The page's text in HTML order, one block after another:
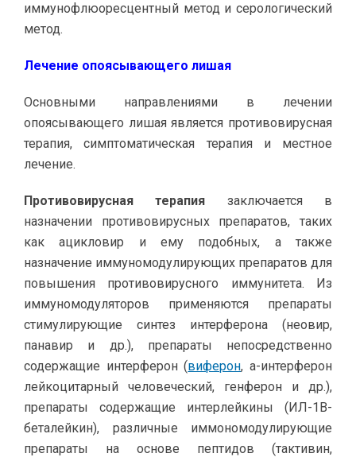
иммунофлюоресцентный метод и серологический
метод.
Лечение опоясывающего лишая
Основными направлениями в лечении
опоясывающего лишая является противовирусная
терапия, симптоматическая терапия и местное
лечение.
Противовирусная терапия заключается в
назначении противовирусных препаратов, таких
как ацикловир и ему подобных, а также
назначение иммуномодулирующих препаратов для
повышения противовирусного иммунитета. Из
иммуномодуляторов применяются препараты
стимулирующие синтез интерферона (неовир,
панавир и др.), препараты непосредственно
содержащие интерферон (виферон, а-интерферон
лейкоцитарный человеческий, генферон и др.),
препараты содержащие интерлейкины (ИЛ-1В-
беталейкин), различные иммономодулирующие
препараты на основе пептидов (тактивин,